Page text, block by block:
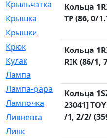
Крыльчатка
[17]
Крышка
[151]
Крышки
Крюк
[1]
Кулак
[9]
Лампа
Лампа-фара
[4]
Лампочка
[209]
Ливневка
[66]
Линк
Кольца
TP (86, 0/
Кольца
RIK (86/1,
Кольца
23041]
/1, 2/2/